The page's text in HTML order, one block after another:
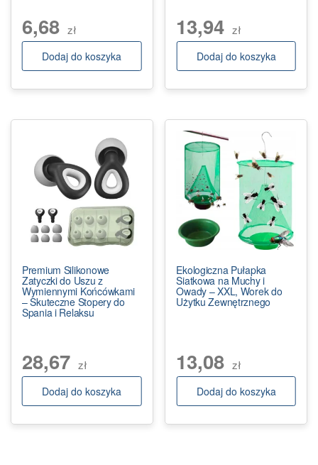
6,68 zł
Dodaj do koszyka
13,94 zł
Dodaj do koszyka
Premium Silikonowe
Zatyczki do Uszu z
Wymiennymi Końcówkami
– Skuteczne Stopery do
Spania i Relaksu
28,67 zł
Dodaj do koszyka
Ekologiczna Pułapka
Siatkowa na Muchy i
Owady – XXL, Worek do
Użytku Zewnętrznego
13,08 zł
Dodaj do koszyka